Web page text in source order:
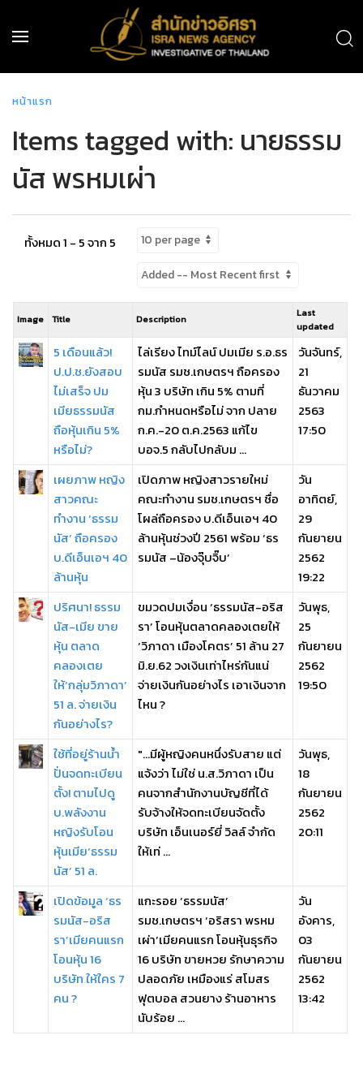
หน้าแรก
Items tagged with: นายธรรม
นัส พรหมเผ่า
ทั้งหมด 1 - 5 จาก 5
Image Title Description
Last
updated
5 เดือนแล้ว!
ป.ป.ช.ยังสอบ
ไม่เสร็จ ปม
เมียธรรมนัส
ถือหุ้นเกิน 5%
หรือไม่?
ไล่เรียง ไทม์ไลน์ ปมเมีย ร.อ.ธร
รมนัส รมช.เกษตรฯ ถือครอง
หุ้น 3 บริษัท เกิน 5% ตามที่
กม.กำหนดหรือไม่ จาก ปลาย
ก.ค.-20 ต.ค.2563 แก้ไข
บอจ.5 กลับไปกลับม ...
วันจันทร์,
21
ธันวาคม
2563
17:50
เผยภาพ หญิง
สาวคณะ
ทำงาน ‘ธรรม
นัส’ ถือครอง
บ.ดีเอ็นเอฯ 40
ล้านหุ้น
เปิดภาพ หญิงสาวรายใหม่
คณะทำงาน รมช.เกษตรฯ ชื่อ
โผล่ถือครอง บ.ดีเอ็นเอฯ 40
ล้านหุ้นช่วงปี 2561 พร้อม ‘ธร
รมนัส –น้องจุ๊บจิ๊บ’
วัน
อาทิตย์,
29
กันยายน
2562
19:22
ปริศนา! ธรรม
นัส-เมีย ขาย
หุ้น ตลาด
คลองเตย
ให้‘กลุ่มวิภาดา’
51 ล. จ่ายเงิน
กันอย่างไร?
ขมวดปมเงื่อน ‘ธรรมนัส-อริส
รา’ โอนหุ้นตลาดคลองเตยให้
‘วิภาดา เมืองโคตร’ 51 ล้าน 27
มิ.ย.62 วงเงินเท่าไหร่กันแน่
จ่ายเงินกันอย่างไร เอาเงินจาก
ไหน ?
วันพุธ,
25
กันยายน
2562
19:50
ใช้ที่อยู่ร้านน้ำ
ปั่นจดทะเบียน
ตั้ง! ตามไปดู
บ.พลังงาน
หญิงรับโอน
หุ้นเมีย‘ธรรม
นัส’ 51 ล.
"...มีผู้หญิงคนหนึ่งรับสาย แต่
แจ้งว่า ไม่ใช่ น.ส.วิภาดา เป็น
คนจากสำนักงานบัญชีที่ได้
รับจ้างให้จดทะเบียนจัดตั้ง
บริษัท เอ็นเนอร์ยี่ วิลล์ จำกัด
ให้เท่ ...
วันพุธ,
18
กันยายน
2562
20:11
เปิดข้อมูล ‘ธร
รมนัส-อริส
รา’เมียคนแรก
โอนหุ้น 16
บริษัท ให้ใคร 7
คน ?
แกะรอย ‘ธรรมนัส’
รมช.เกษตรฯ ‘อริสรา พรหม
เผ่า’เมียคนแรก โอนหุ้นธุรกิจ
16 บริษัท ขายหวย รักษาความ
ปลอดภัย เหมืองแร่ สโมสร
ฟุตบอล สวนยาง ร้านอาหาร
นับร้อย ...
วัน
อังคาร,
03
กันยายน
2562
13:42